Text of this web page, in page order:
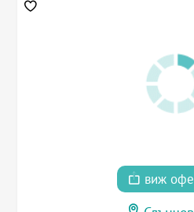
виж